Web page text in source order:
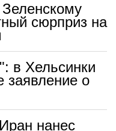
сюрприз на
в Хельсинки
заявление о
нанес